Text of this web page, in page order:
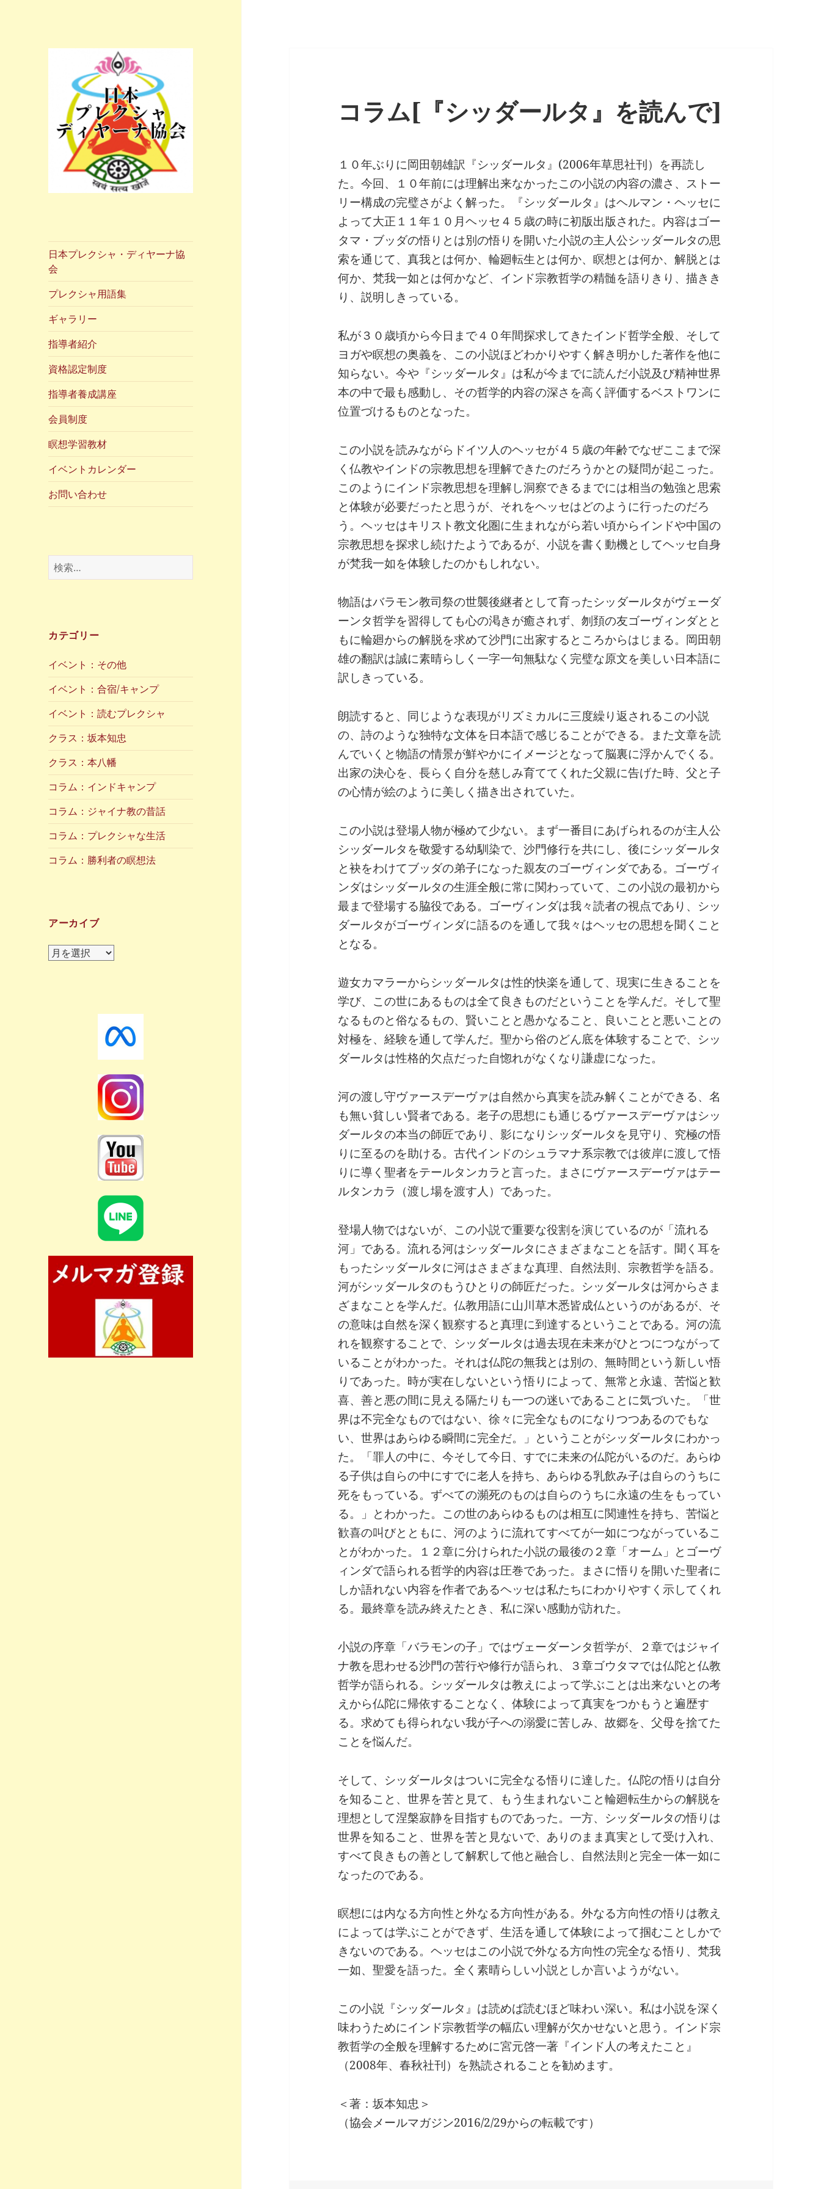
日本プレクシャ・ディヤーナ協
会
プレクシャ用語集
ギャラリー
指導者紹介
資格認定制度
指導者養成講座
会員制度
瞑想学習教材
イベントカレンダー
お問い合わせ
検
索:
カテゴリー
イベント：その他
イベント：合宿/キャンプ
イベント：読むプレクシャ
クラス：坂本知忠
クラス：本八幡
コラム：インドキャンプ
コラム：ジャイナ教の昔話
コラム：プレクシャな生活
コラム：勝利者の瞑想法
アーカイブ
ア
コラム[『シッダールタ』を読んで]
１０年ぶりに岡田朝雄訳『シッダールタ』(2006年草思社刊）を再読し
た。今回、１０年前には理解出来なかったこの小説の内容の濃さ、ストー
リー構成の完璧さがよく解った。『シッダールタ』はヘルマン・ヘッセに
よって大正１１年１０月ヘッセ４５歳の時に初版出版された。内容はゴー
タマ・ブッダの悟りとは別の悟りを開いた小説の主人公シッダールタの思
索を通じて、真我とは何か、輪廻転生とは何か、瞑想とは何か、解脱とは
何か、梵我一如とは何かなど、インド宗教哲学の精髄を語りきり、描きき
り、説明しきっている。
私が３０歳頃から今日まで４０年間探求してきたインド哲学全般、そして
ヨガや瞑想の奥義を、この小説ほどわかりやすく解き明かした著作を他に
知らない。今や『シッダールタ』は私が今までに読んだ小説及び精神世界
本の中で最も感動し、その哲学的内容の深さを高く評価するベストワンに
位置づけるものとなった。
この小説を読みながらドイツ人のヘッセが４５歳の年齢でなぜここまで深
く仏教やインドの宗教思想を理解できたのだろうかとの疑問が起こった。
このようにインド宗教思想を理解し洞察できるまでには相当の勉強と思索
と体験が必要だったと思うが、それをヘッセはどのように行ったのだろ
う。ヘッセはキリスト教文化圏に生まれながら若い頃からインドや中国の
宗教思想を探求し続けたようであるが、小説を書く動機としてヘッセ自身
が梵我一如を体験したのかもしれない。
物語はバラモン教司祭の世襲後継者として育ったシッダールタがヴェーダ
ーンタ哲学を習得しても心の渇きが癒されず、刎頚の友ゴーヴィンダとと
もに輪廻からの解脱を求めて沙門に出家するところからはじまる。岡田朝
雄の翻訳は誠に素晴らしく一字一句無駄なく完璧な原文を美しい日本語に
訳しきっている。
朗読すると、同じような表現がリズミカルに三度繰り返されるこの小説
の、詩のような独特な文体を日本語で感じることができる。また文章を読
んでいくと物語の情景が鮮やかにイメージとなって脳裏に浮かんでくる。
出家の決心を、長らく自分を慈しみ育ててくれた父親に告げた時、父と子
の心情が絵のように美しく描き出されていた。
この小説は登場人物が極めて少ない。まず一番目にあげられるのが主人公
シッダールタを敬愛する幼馴染で、沙門修行を共にし、後にシッダールタ
と袂をわけてブッダの弟子になった親友のゴーヴィンダである。ゴーヴィ
ンダはシッダールタの生涯全般に常に関わっていて、この小説の最初から
最まで登場する脇役である。ゴーヴィンダは我々読者の視点であり、シッ
ダールタがゴーヴィンダに語るのを通して我々はヘッセの思想を聞くこと
となる。
遊女カマラーからシッダールタは性的快楽を通して、現実に生きることを
学び、この世にあるものは全て良きものだということを学んだ。そして聖
なるものと俗なるもの、賢いことと愚かなること、良いことと悪いことの
対極を、経験を通して学んだ。聖から俗のどん底を体験することで、シッ
ダールタは性格的欠点だった自惚れがなくなり謙虚になった。
河の渡し守ヴァースデーヴァは自然から真実を読み解くことができる、名
も無い貧しい賢者である。老子の思想にも通じるヴァースデーヴァはシッ
ダールタの本当の師匠であり、影になりシッダールタを見守り、究極の悟
りに至るのを助ける。古代インドのシュラマナ系宗教では彼岸に渡して悟
りに導く聖者をテールタンカラと言った。まさにヴァースデーヴァはテー
ルタンカラ（渡し場を渡す人）であった。
登場人物ではないが、この小説で重要な役割を演じているのが「流れる
河」である。流れる河はシッダールタにさまざまなことを話す。聞く耳を
もったシッダールタに河はさまざまな真理、自然法則、宗教哲学を語る。
河がシッダールタのもうひとりの師匠だった。シッダールタは河からさま
ざまなことを学んだ。仏教用語に山川草木悉皆成仏というのがあるが、そ
の意味は自然を深く観察すると真理に到達するということである。河の流
れを観察することで、シッダールタは過去現在未来がひとつにつながって
いることがわかった。それは仏陀の無我とは別の、無時間という新しい悟
りであった。時が実在しないという悟りによって、無常と永遠、苦悩と歓
喜、善と悪の間に見える隔たりも一つの迷いであることに気づいた。「世
界は不完全なものではない、徐々に完全なものになりつつあるのでもな
い、世界はあらゆる瞬間に完全だ。」ということがシッダールタにわかっ
た。「罪人の中に、今そして今日、すでに未来の仏陀がいるのだ。あらゆ
る子供は自らの中にすでに老人を持ち、あらゆる乳飲み子は自らのうちに
死をもっている。ずべての瀕死のものは自らのうちに永遠の生をもってい
る。」とわかった。この世のあらゆるものは相互に関連性を持ち、苦悩と
歓喜の叫びとともに、河のように流れてすべてが一如につながっているこ
とがわかった。１２章に分けられた小説の最後の２章「オーム」とゴーヴ
ィンダで語られる哲学的内容は圧巻であった。まさに悟りを開いた聖者に
しか語れない内容を作者であるヘッセは私たちにわかりやすく示してくれ
る。最終章を読み終えたとき、私に深い感動が訪れた。
小説の序章「バラモンの子」ではヴェーダーンタ哲学が、２章ではジャイ
ナ教を思わせる沙門の苦行や修行が語られ、３章ゴウタマでは仏陀と仏教
哲学が語られる。シッダールタは教えによって学ぶことは出来ないとの考
えから仏陀に帰依することなく、体験によって真実をつかもうと遍歴す
る。求めても得られない我が子への溺愛に苦しみ、故郷を、父母を捨てた
ことを悩んだ。
そして、シッダールタはついに完全なる悟りに達した。仏陀の悟りは自分
を知ること、世界を苦と見て、もう生まれないこと輪廻転生からの解脱を
理想として涅槃寂静を目指すものであった。一方、シッダールタの悟りは
世界を知ること、世界を苦と見ないで、ありのまま真実として受け入れ、
すべて良きもの善として解釈して他と融合し、自然法則と完全一体一如に
なったのである。
瞑想には内なる方向性と外なる方向性がある。外なる方向性の悟りは教え
によっては学ぶことができず、生活を通して体験によって掴むことしかで
きないのである。ヘッセはこの小説で外なる方向性の完全なる悟り、梵我
一如、聖愛を語った。全く素晴らしい小説としか言いようがない。
この小説『シッダールタ』は読めば読むほど味わい深い。私は小説を深く
味わうためにインド宗教哲学の幅広い理解が欠かせないと思う。インド宗
教哲学の全般を理解するために宮元啓一著『インド人の考えたこと』
（2008年、春秋社刊）を熟読されることを勧めます。
＜著：坂本知忠＞
（協会メールマガジン2016/2/29からの転載です）